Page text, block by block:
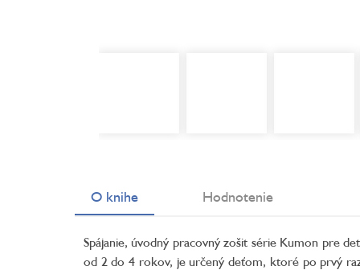
O knihe Hodnotenie
Spájanie, úvodný pracovný zošit série Kumon pre
od 2 do 4 rokov, je určený deťom, ktoré po prvý